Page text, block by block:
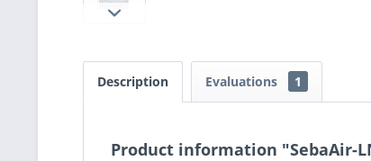
Description Evaluations 1
Product information "SebaAir-